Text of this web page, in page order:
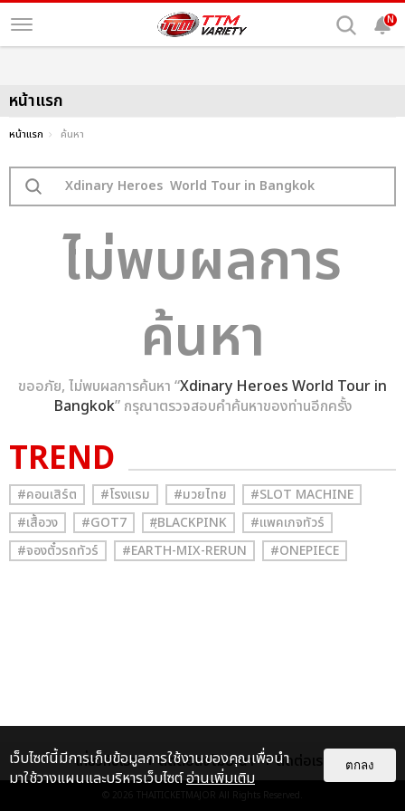
N
หน้าแรก
หน้าแรก ค้นหา
ไม่พบผลการ
ค้นหา
ขออภัย, ไม่พบผลการค้นหา “Xdinary Heroes World Tour in
Bangkok” กรุณาตรวจสอบคำค้นหาของท่านอีกครั้ง
TREND
#คอนเสิร์ต #โรงแรม #มวยไทย
#SLOT MACHINE
#เสื้อวง
#GOT7 #ฺBLACKPINK
#แพคเกจทัวร์
#จองตั๋วรถทัวร์
#EARTH-MIX-RERUN #ONEPIECE
เกี่ยวกับเรา ติดต่อลงโฆษณา ติดต่อเรา
© 2026 THAITICKETMAJOR All Rights Reserved.
เว็บไซต์นี้มีการเก็บข้อมูลการใช้งานของคุณเพื่อนำ
มาใช้วางแผนและบริหารเว็บไซต์อ่านเพิ่มเติม
ตกลง